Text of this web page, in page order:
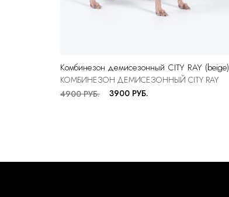
Комбинезон демисезонный CITY RAY (beige)
КОМБИНЕЗОН ДЕМИСЕЗОННЫЙ CITY RAY
4900 РУБ.
3900 РУБ.